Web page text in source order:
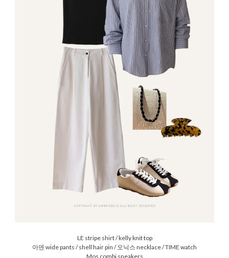
LE stripe shirt / kelly knit top
아덴 wide pants / shell hair pin / 오닉스 necklace /TIME watch
Mos combi sneakers